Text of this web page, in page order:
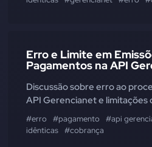
Erro e Limite em
Pagamentos na API
Discussão sobre erro ao
API Gerencianet e limitações
#erro #pagamento #api
idênticas #cobrança